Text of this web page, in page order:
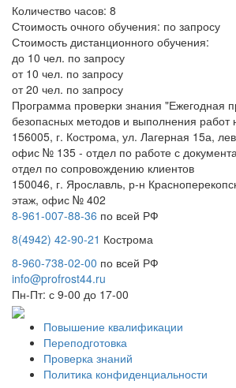
Количество часов: 8
Стоимость очного обучения: по запросу
Стоимость дистанционного обучения:
до 10 чел. по запросу
от 10 чел. по запросу
от 20 чел. по запросу
Программа проверки знания "Ежегодная
безопасных методов и выполнения работ
156005, г. Кострома, ул. Лагерная 15а,
офис № 135 - отдел по работе с
отдел по сопровождению клиентов
150046, г. Ярославль, р-н
этаж, офис № 402
8-961-007-88-36 по всей РФ
8(4942) 42-90-21 Кострома
8-960-738-02-00 по всей РФ
info@profrost44.ru
Пн-Пт: с 9-00 до 17-00
Повышение квалификации
Переподготовка
Проверка знаний
Политика конфиденциальности